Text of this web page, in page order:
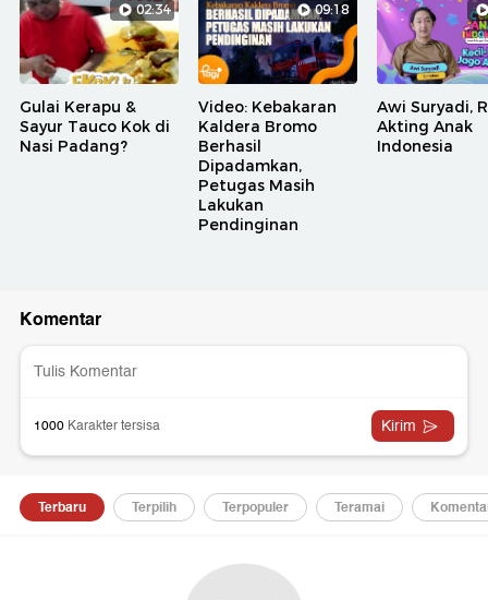
02:34
Gulai Kerapu &
Sayur Tauco Kok di
Nasi Padang?
09:18
Video: Kebakaran
Kaldera Bromo
Berhasil
Dipadamkan,
Petugas Masih
Lakukan
Pendinginan
Awi Suryadi,
Akting Anak
Indonesia